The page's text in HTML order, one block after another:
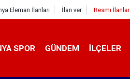
Eleman İlanları İlan ver Resmi İlanlar
SPOR GÜNDEM İLÇELER